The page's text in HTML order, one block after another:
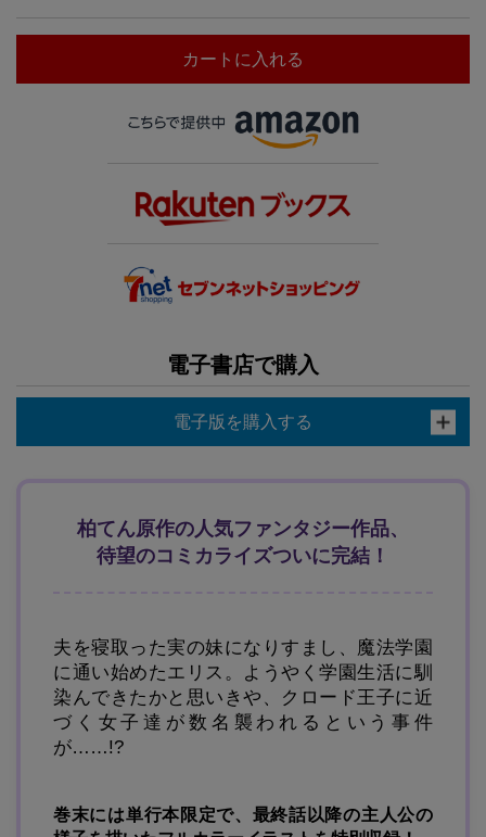
カートに入れる
電子書店で購入
電子版を購入する
柏てん原作の人気ファンタジー作品、
待望のコミカライズついに完結！
夫を寝取った実の妹になりすまし、魔法学園
に通い始めたエリス。ようやく学園生活に馴
染んできたかと思いきや、クロード王子に近
づく女子達が数名襲われるという事件
が……!?
巻末には単行本限定で、最終話以降の主人公の